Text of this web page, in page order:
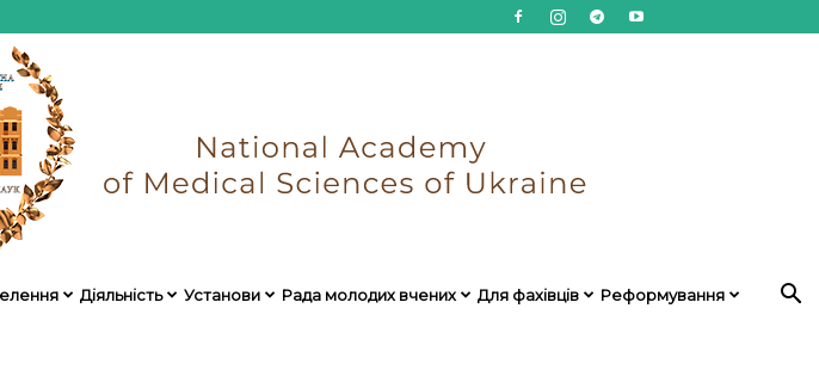
Діяльність Установи Рада молодих вчених Для фахівців Реформування